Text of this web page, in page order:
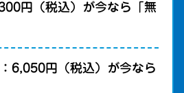
円（税込）が今なら「無
6,050円（税込）が今なら